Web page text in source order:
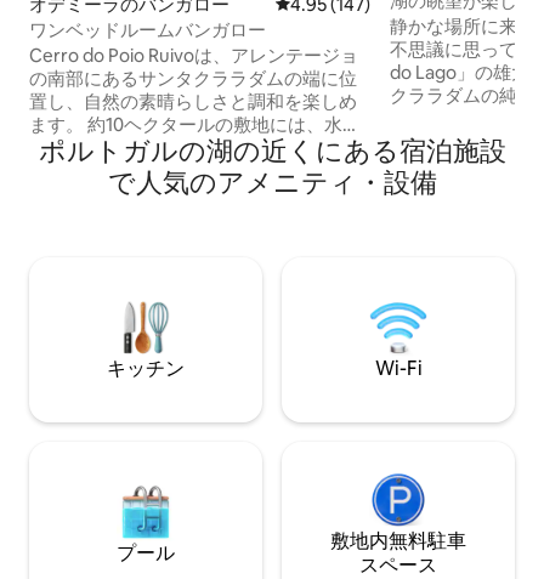
ワンベッドルームバンガロー
Cerro do Poio Ruivoは、アレンテージョ
の南部にあるサンタクララダムの端に位
置し、自然の素晴らしさと調和を楽しめ
ます。 約10ヘクタールの敷地には、水辺
に囲まれた約2/3の広さが、水上スポーツ
や陸上スポーツに理想的な場所です。
Cerro do Poio Ruivoでの滞在は、静けさ
の料金で予約可能です。
ート
ログハウス
静かな場所に来て
不思議に思ってみましょ
do Lago」の雄大
クララダムの純粋
浸ることができます。 ここでは
感覚とともに踊り
を取り巻く光景と
ポルトガルの湖の近くにある宿泊施設
で人気のアメニティ・設備
キッチン Wi-Fi
プール
敷地内無料駐⁠車
ス⁠ペ⁠ー⁠ス